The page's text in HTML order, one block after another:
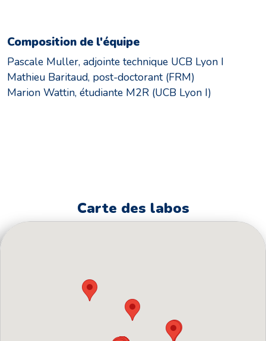
Composition de l'équipe
Pascale Muller, adjointe technique UCB Lyon I
Mathieu Baritaud, post-doctorant (FRM)
Marion Wattin, étudiante M2R (UCB Lyon I)
Carte des labos